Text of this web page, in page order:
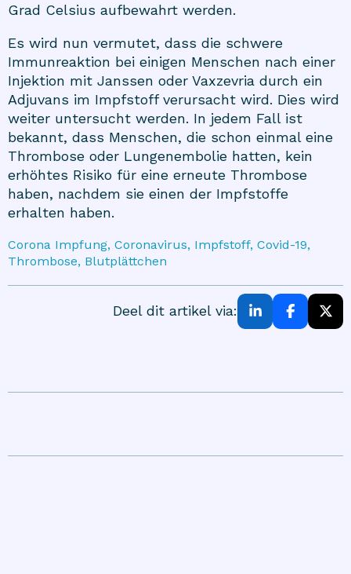
Grad Celsius aufbewahrt werden.
Es wird nun vermutet, dass die schwere
Immunreaktion bei einigen Menschen nach einer
Injektion mit Janssen oder Vaxzevria durch ein
Adjuvans im Impfstoff verursacht wird. Dies wird
weiter untersucht werden. In jedem Fall ist
bekannt, dass Menschen, die schon einmal eine
Thrombose oder Lungenembolie hatten, kein
erhöhtes Risiko für eine erneute Thrombose
haben, nachdem sie einen der Impfstoffe
erhalten haben.
Corona Impfung, Coronavirus, Impfstoff, Covid-19,
Thrombose, Blutplättchen
Deel dit artikel via: